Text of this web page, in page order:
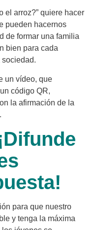
el arroz?” quiere hacer
pueden hacernos
de formar una familia
bien para cada
un vídeo, que
código QR,
la afirmación de la
para que nuestro
y tenga la máxima